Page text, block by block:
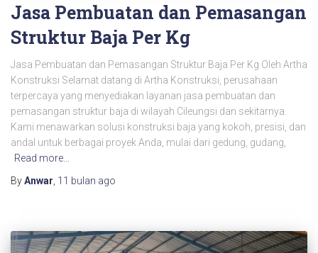
Jasa Pembuatan dan Pemasangan
Struktur Baja Per Kg
Jasa Pembuatan dan Pemasangan Struktur Baja Per Kg Oleh Artha
Konstruksi Selamat datang di Artha Konstruksi, perusahaan
terpercaya yang menyediakan layanan jasa pembuatan dan
pemasangan struktur baja di wilayah Cileungsi dan sekitarnya.
Kami menawarkan solusi konstruksi baja yang kokoh, presisi, dan
andal untuk berbagai proyek Anda, mulai dari gedung, gudang,
Read more…
ByAnwar, 11 bulan ago